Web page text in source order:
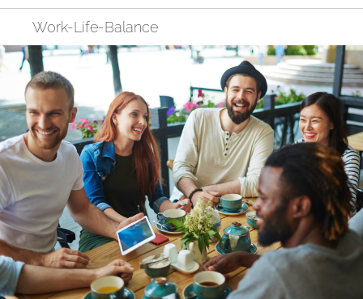
Work-Life-Balance